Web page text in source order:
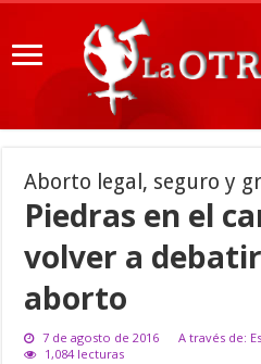
Aborto legal, seguro y
Piedras en el
volver a
aborto
7 de agosto de 2016
A través de:
1,084 lecturas